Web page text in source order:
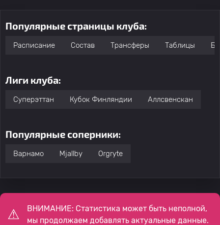
Популярные страницы клуба:
Расписание Состав Трансферы Таблицы
Лиги клуба:
Суперэттан Кубок Финляндии Аллсвенскан
Популярные соперники:
Варнамо Mjallby Orgryte
ВНИМАНИЕ: Статистика может быть неполной,
мы продолжаем добавлять актуальные данные.